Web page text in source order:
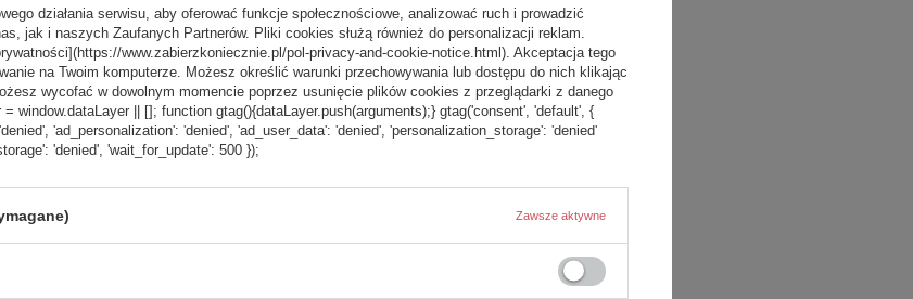
działania serwisu, aby oferować funkcje społecznościowe, analizować ruch i prowadzić
jak i naszych Zaufanych Partnerów. Pliki cookies służą również do personalizacji reklam.
www.zabierzkoniecznie.pl/pol-privacy-and-cookie-notice.html). Akceptacja tego
na Twoim komputerze. Możesz określić warunki przechowywania lub dostępu do nich klikając
wycofać w dowolnym momencie poprzez usunięcie plików cookies z przeglądarki z danego
window.dataLayer || []; function gtag(){dataLayer.push(arguments);} gtag('consent', 'default', {
'ad_personalization': 'denied', 'ad_user_data': 'denied', 'personalization_storage': 'denied'
'denied', 'wait_for_update': 500 });
Zawsze aktywne